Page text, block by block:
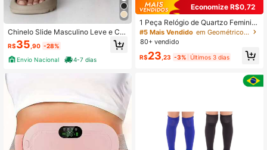
Chinelo Slide Masculino Leve e Co
nfortável para o Dia a Dia
R$35 ,90 -28%
Envio Nacional
4-7 dias
Economize R$0,72
1 Peça Relógio de Quartzo Feminin
o com Pulseira em Tom de Prata, M
ostrador Retangular Elegante, Adeq
u Presente de Feriado
#5 Mais Vendido
em Geométrico Relógios de quartzo
80+ vendido
R$23 ,23 -3% Últimos 3 dias